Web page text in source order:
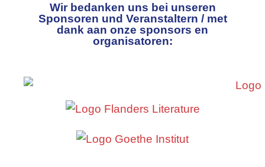
Wir bedanken uns bei unseren
Sponsoren und Veranstaltern / met
dank aan onze sponsors en
organisatoren: